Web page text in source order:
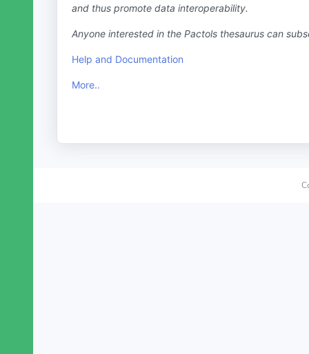
and thus promote data interoperability.
Anyone interested in the Pactols thesaurus can
Help and Documentation
More..